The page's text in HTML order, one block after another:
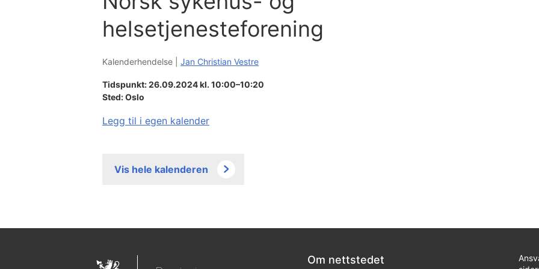
helsetjenesteforening
Kalenderhendelse | Jan Christian Vestre
Tidspunkt: 26.09.2024 kl. 10:00–10:20
Sted:Oslo
Legg til i egen kalender
Vis hele kalenderen
Om nettstedet